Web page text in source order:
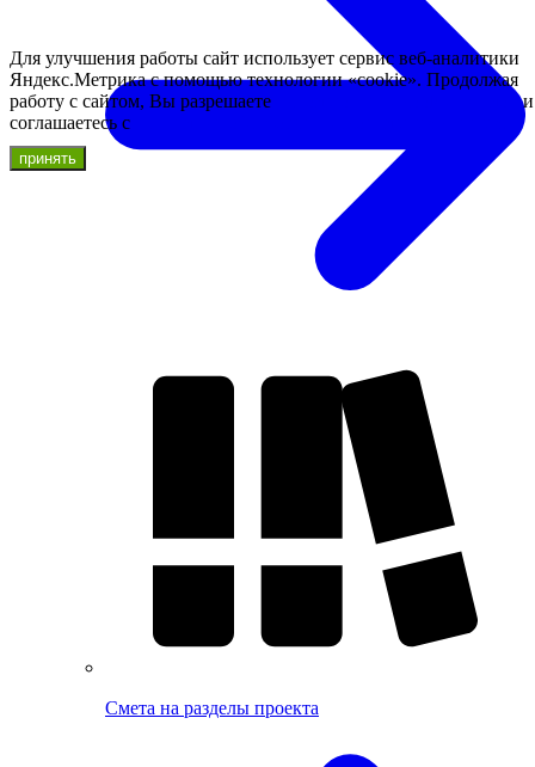
Смета на разделы проекта
Для улучшения работы сайт использует сервис веб-аналитики
Яндекс.Метрика с помощью технологии «cookie». Продолжая
работу с сайтом, Вы разрешаете
и
соглашаетесь с
принять